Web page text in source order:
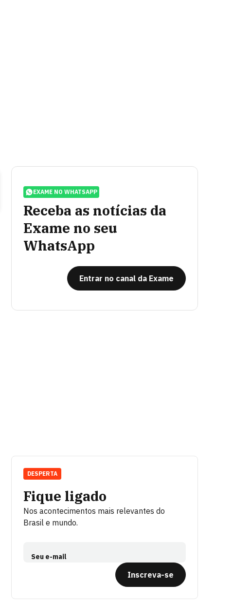
EXAME NO WHATSAPP
Receba as notícias da
Exame no seu
WhatsApp
Entrar no canal da Exame
Fique ligado
Nos acontecimentos mais relevantes do
Brasil e mundo.
Seu e-mail
Inscreva-se
DESPERTA